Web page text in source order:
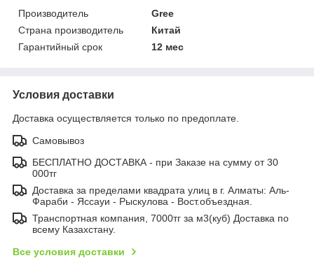
Производитель
Gree
Страна производитель
Китай
Гарантийный срок
12 мес
Условия доставки
Доставка осуществляется только по предоплате.
Самовывоз
БЕСПЛАТНО ДОСТАВКА - при Заказе на сумму от 30
000тг
Доставка за пределами квадрата улиц в г. Алматы: Аль-
Фараби - Яссауи - Рыскулова - Вост.объездная.
Транспортная компания, 7000тг за м3(куб) Доставка по
всему Казахстану.
Все условия доставки